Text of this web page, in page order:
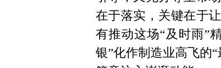
在于落实，关键在于
有推动这场“及时雨”
银”化作制造业高飞的